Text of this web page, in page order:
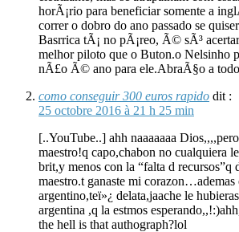
horÃ¡rio para beneficiar somente a
correr o dobro do ano passado se
Basrrica tÃ¡ no pÃ¡reo, Ã© sÃ³
melhor piloto que o Buton.o Nelsinho
nÃ£o Ã© ano para ele.AbraÃ§o a
como conseguir 300 euros rapido dit :
25 octobre 2016 à 21 h 25 min
[..YouTube..] ahh naaaaaaa
maestro!q capo,chabon no cualquiera
brit,y menos con la “falta d recursos”q
maestro.t ganaste mi corazon…ademas
argentino,teï»¿ delata,jaache le
argentina ,q la estmos
the hell is that authograph?lol